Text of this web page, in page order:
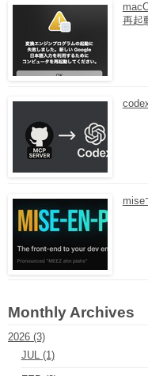
再起
mise
Monthly Archives
2026 (3)
JUL (1)